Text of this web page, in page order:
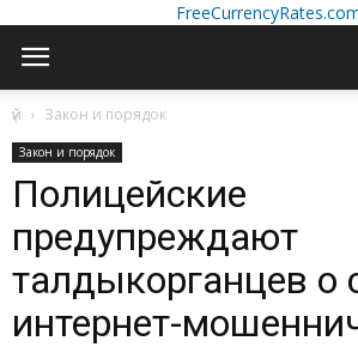
үй Закон и порядок
Закон и порядок
Полицейские
предупреждают
талдыкорганцев о
интернет-